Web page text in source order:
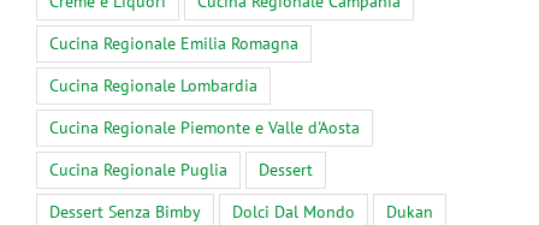
Cucina Regionale Emilia Romagna
Cucina Regionale Lombardia
Cucina Regionale Piemonte e Valle d'Aosta
Cucina Regionale Puglia
Dessert
Dessert Senza Bimby
Dolci Dal Mondo
Dukan